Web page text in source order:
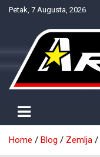
SkipPetak, 7 Augusta, 2026
NTV Arena
Home Blog Zemlja